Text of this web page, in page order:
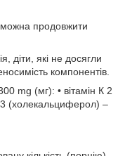
можна продовжити
діти, які не досягли
компонентів.
mg (мг): • вітамін К 2
3 (холекальциферол) –